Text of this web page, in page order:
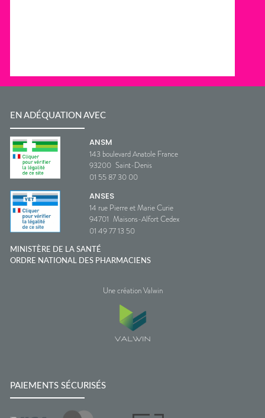
EN ADÉQUATION AVEC
ANSM
143 boulevard Anatole France
93200 Saint-Denis
01 55 87 30 00
ANSES
14 rue Pierre et Marie Curie
94701 Maisons-Alfort Cedex
01 49 77 13 50
MINISTÈRE DE LA SANTÉ
ORDRE NATIONAL DES PHARMACIENS
Une création Valwin
PAIEMENTS SÉCURISÉS